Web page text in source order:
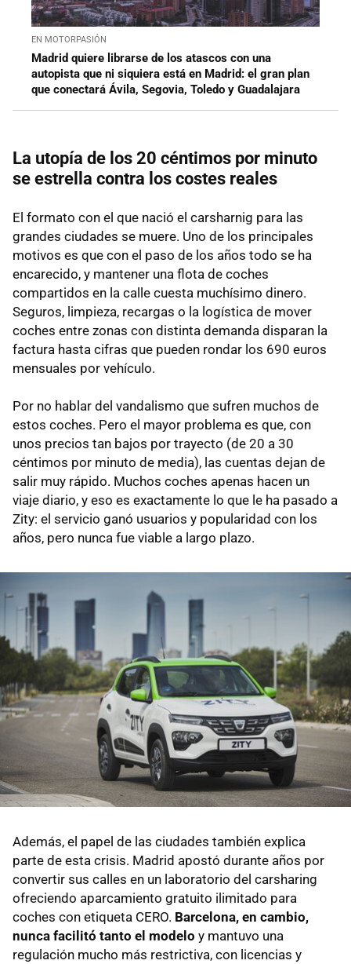
EN MOTORPASIÓN
Madrid quiere librarse de los atascos con una
autopista que ni siquiera está en Madrid: el gran plan
que conectará Ávila, Segovia, Toledo y Guadalajara
La utopía de los 20 céntimos por minuto
se estrella contra los costes reales
El formato con el que nació el carsharnig para las
grandes ciudades se muere. Uno de los principales
motivos es que con el paso de los años todo se ha
encarecido, y mantener una flota de coches
compartidos en la calle cuesta muchísimo dinero.
Seguros, limpieza, recargas o la logística de mover
coches entre zonas con distinta demanda disparan la
factura hasta cifras que pueden rondar los 690 euros
mensuales por vehículo.
Por no hablar del vandalismo que sufren muchos de
estos coches. Pero el mayor problema es que, con
unos precios tan bajos por trayecto (de 20 a 30
céntimos por minuto de media), las cuentas dejan de
salir muy rápido. Muchos coches apenas hacen un
viaje diario, y eso es exactamente lo que le ha pasado a
Zity: el servicio ganó usuarios y popularidad con los
años, pero nunca fue viable a largo plazo.
Además, el papel de las ciudades también explica
parte de esta crisis. Madrid apostó durante años por
convertir sus calles en un laboratorio del carsharing
ofreciendo aparcamiento gratuito ilimitado para
coches con etiqueta CERO. Barcelona, en cambio,
nunca facilitó tanto el modelo y mantuvo una
regulación mucho más restrictiva, con licencias y